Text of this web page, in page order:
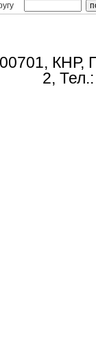
КНР,
2,